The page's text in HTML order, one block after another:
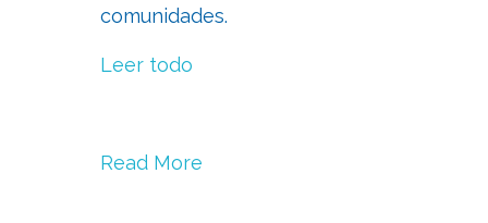
comunidades.
Leer todo
Read More